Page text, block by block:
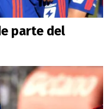
parte del